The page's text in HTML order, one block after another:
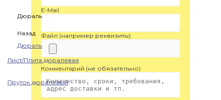
Дюраль
Назад
Дюраль
Лист/Плита дюралевая
Пруток дюралевый
E-Mail
Файл (например реквизиты)
Комментарий (не обязательно)